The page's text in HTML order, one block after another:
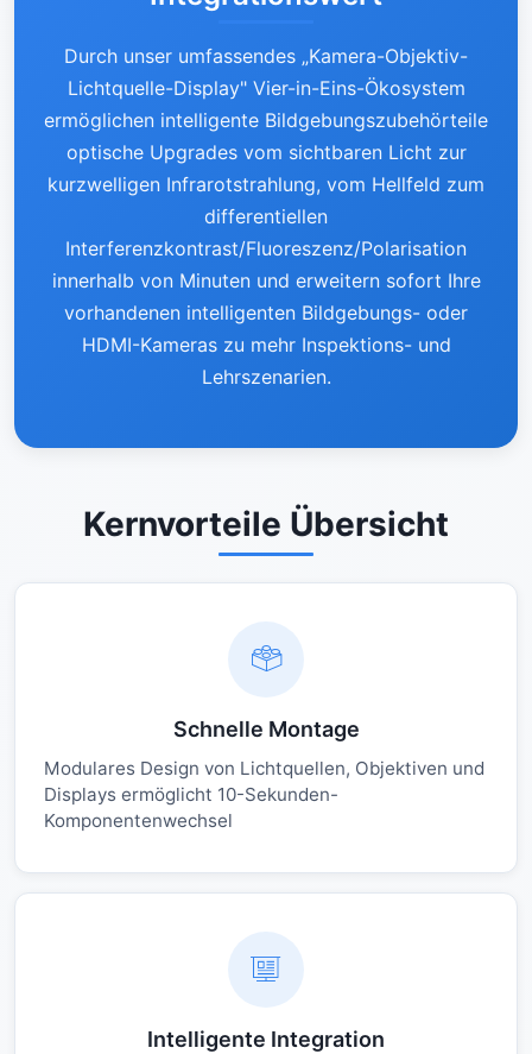
Durch unser umfassendes „Kamera-Objektiv-
Lichtquelle-Display" Vier-in-Eins-Ökosystem
ermöglichen intelligente Bildgebungszubehörteile
optische Upgrades vom sichtbaren Licht zur
kurzwelligen Infrarotstrahlung, vom Hellfeld zum
differentiellen
Interferenzkontrast/Fluoreszenz/Polarisation
innerhalb von Minuten und erweitern sofort Ihre
vorhandenen intelligenten Bildgebungs- oder
HDMI-Kameras zu mehr Inspektions- und
Lehrszenarien.
Kernvorteile Übersicht
Schnelle Montage
Modulares Design von Lichtquellen, Objektiven und
Displays ermöglicht 10-Sekunden-
Komponentenwechsel
Intelligente Integration